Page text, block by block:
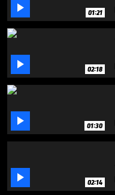
 01:21
 02:18
 01:30
 02:14